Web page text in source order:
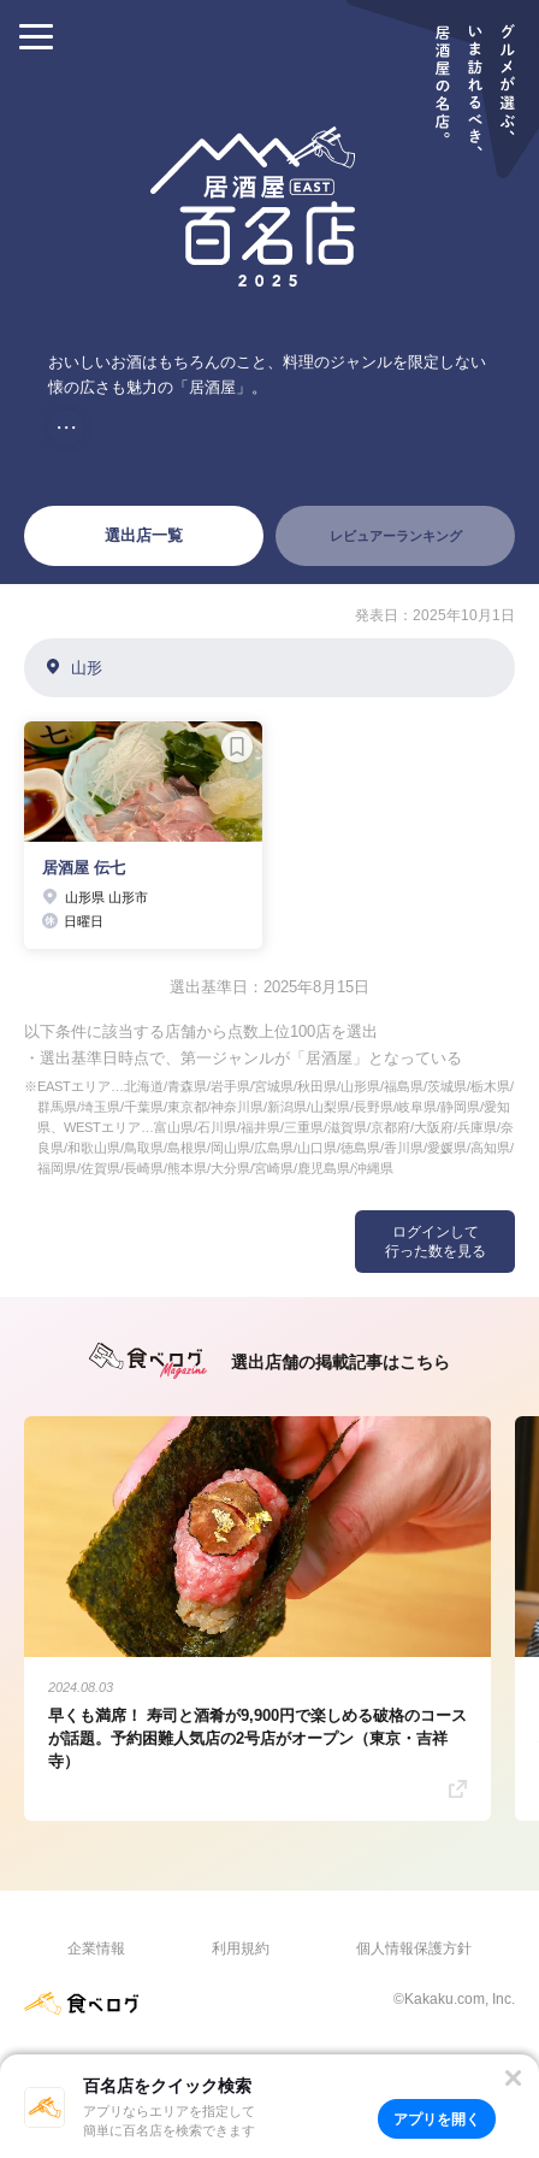
おいしいお酒はもちろんのこと、料理のジャンルを限定しない
懐の広さも魅力の「居酒屋」。
・・・
選出店一覧 レビュアーランキング
百名店をクイック検索
アプリならエリアを指定して
簡単に百名店を検索できます
アプリを開く
ログインして
行った数を見る
発表日：2025年10月1日
山形
居酒屋 伝七
山形県 山形市
日曜日
選出基準日：2025年8月15日
以下条件に該当する店舗から点数上位100店を選出
・選出基準日時点で、第一ジャンルが「居酒屋」となっている
※EASTエリア…北海道/青森県/岩手県/宮城県/秋田県/山形県/福島県/茨城県/栃木県/
群馬県/埼玉県/千葉県/東京都/神奈川県/新潟県/山梨県/長野県/岐阜県/静岡県/愛知
県、WESTエリア…富山県/石川県/福井県/三重県/滋賀県/京都府/大阪府/兵庫県/奈
良県/和歌山県/鳥取県/島根県/岡山県/広島県/山口県/徳島県/香川県/愛媛県/高知県/
福岡県/佐賀県/長崎県/熊本県/大分県/宮崎県/鹿児島県/沖縄県
選出店舗の掲載記事はこちら
2024.08.03
早くも満席！ 寿司と酒肴が9,900円で楽しめる破格のコース
が話題。予約困難人気店の2号店がオープン（東京・吉祥
寺）
企業情報 利用規約 個人情報保護方針
©Kakaku.com, Inc.